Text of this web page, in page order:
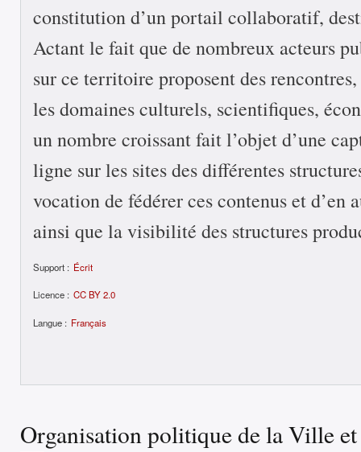
constitution d’un portail collaboratif,
Actant le fait que de nombreux acteurs
sur ce territoire proposent des
les domaines culturels, scientifiques,
un nombre croissant fait l’objet d’une
ligne sur les sites des différentes
vocation de fédérer ces contenus et
ainsi que la visibilité des structures
Support : Écrit
Licence : CC BY 2.0
Langue : Français
Organisation politique de la Ville